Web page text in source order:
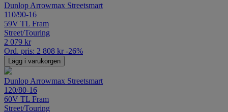
Dunlop Arrowmax Streetsmart
110/90-16
59V TL Fram
Street/Touring
2 079 kr
Ord. pris: 2 808 kr -26%
Lägg i varukorgen
Dunlop Arrowmax Streetsmart
120/80-16
60V TL Fram
Street/Touring